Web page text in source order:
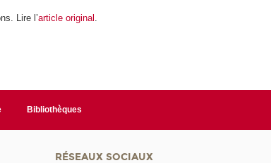
Lire l’article original
Bibliothèques
RÉSEAUX SOCIAUX